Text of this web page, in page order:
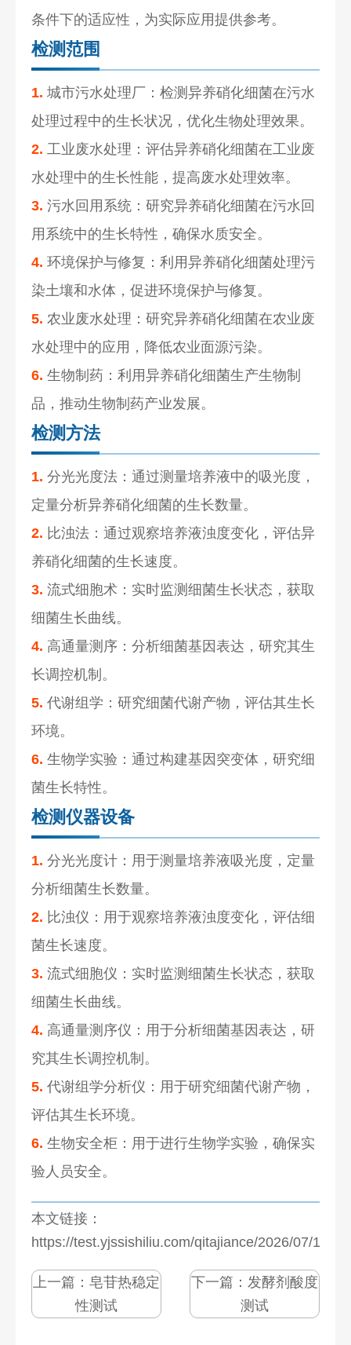
条件下的适应性，为实际应用提供参考。
检测范围
1. 城市污水处理厂：检测异养硝化细菌在污水
处理过程中的生长状况，优化生物处理效果。
2. 工业废水处理：评估异养硝化细菌在工业废
水处理中的生长性能，提高废水处理效率。
3. 污水回用系统：研究异养硝化细菌在污水回
用系统中的生长特性，确保水质安全。
4. 环境保护与修复：利用异养硝化细菌处理污
染土壤和水体，促进环境保护与修复。
5. 农业废水处理：研究异养硝化细菌在农业废
水处理中的应用，降低农业面源污染。
6. 生物制药：利用异养硝化细菌生产生物制
品，推动生物制药产业发展。
检测方法
1. 分光光度法：通过测量培养液中的吸光度，
定量分析异养硝化细菌的生长数量。
2. 比浊法：通过观察培养液浊度变化，评估异
养硝化细菌的生长速度。
3. 流式细胞术：实时监测细菌生长状态，获取
细菌生长曲线。
4. 高通量测序：分析细菌基因表达，研究其生
长调控机制。
5. 代谢组学：研究细菌代谢产物，评估其生长
环境。
6. 生物学实验：通过构建基因突变体，研究细
菌生长特性。
检测仪器设备
1. 分光光度计：用于测量培养液吸光度，定量
分析细菌生长数量。
2. 比浊仪：用于观察培养液浊度变化，评估细
菌生长速度。
3. 流式细胞仪：实时监测细菌生长状态，获取
细菌生长曲线。
4. 高通量测序仪：用于分析细菌基因表达，研
究其生长调控机制。
5. 代谢组学分析仪：用于研究细菌代谢产物，
评估其生长环境。
6. 生物安全柜：用于进行生物学实验，确保实
验人员安全。
本文链接：
https://test.yjssishiliu.com/qitajiance/2026/07/
上一篇： 皂苷热稳定
性测试
下一篇： 发酵剂酸度
测试